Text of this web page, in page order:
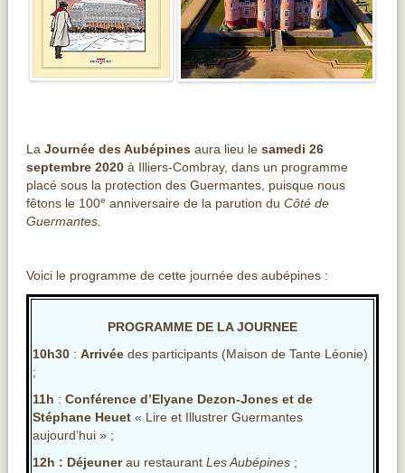
La Journée des Aubépines aura lieu le samedi 26
septembre 2020à Illiers-Combray, dans un programme
placé sous la protection des Guermantes, puisque nous
fêtons le 100e anniversaire de la parution du Côté de
Guermantes.
Voici le programme de cette journée des aubépines :
PROGRAMME DE LA JOURNEE
10h30: Arrivéedes participants (Maison de Tante Léonie)
;
11h : Conférence d’Elyane Dezon-Jones et de
Stéphane Heuet« Lire et Illustrer Guermantes
aujourd’hui » ;
12h : Déjeunerau restaurant LesAubépines;